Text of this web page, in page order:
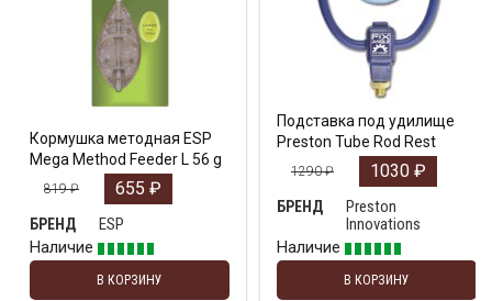
Кормушка методная ESP
Mega Method Feeder L 56 g
819₽ 655 ₽
БРЕНД
ESP
Наличие
В КОРЗИНУ
Подставка под удилище
Preston Tube Rod Rest
1290₽ 1030 ₽
БРЕНД
Preston
Innovations
Наличие
В КОРЗИНУ